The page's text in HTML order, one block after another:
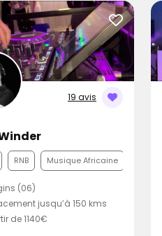
19 avis
RNB Musique Africaine
(06)
jusqu’à 150 kms
de 1140€